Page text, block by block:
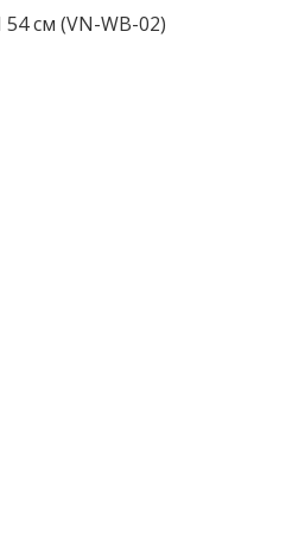
см (VN-WB-02)